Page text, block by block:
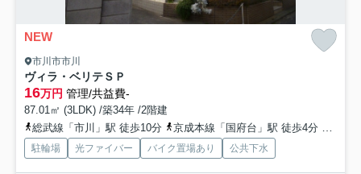
NEW
市川市市川
ヴィラ・ベリテＳＰ
16万円 管理/共益費-
87.01㎡ (3LDK) /築34年 /2階建
総武線「市川」駅 徒歩10分
京成本線「国府台」駅 徒歩4分 京成
駐輪場 光ファイバー バイク置場あり 公共下水